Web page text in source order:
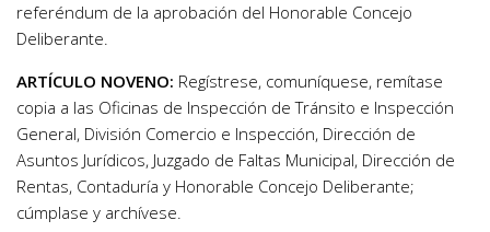
referéndum de la aprobación del Honorable Concejo
Deliberante.
ARTÍCULO NOVENO: Regístrese, comuníquese, remítase
copia a las Oficinas de Inspección de Tránsito e Inspección
General, División Comercio e Inspección, Dirección de
Asuntos Jurídicos, Juzgado de Faltas Municipal, Dirección de
Rentas, Contaduría y Honorable Concejo Deliberante;
cúmplase y archívese.